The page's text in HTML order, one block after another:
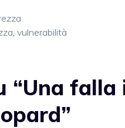
vulnerabilità
“Una